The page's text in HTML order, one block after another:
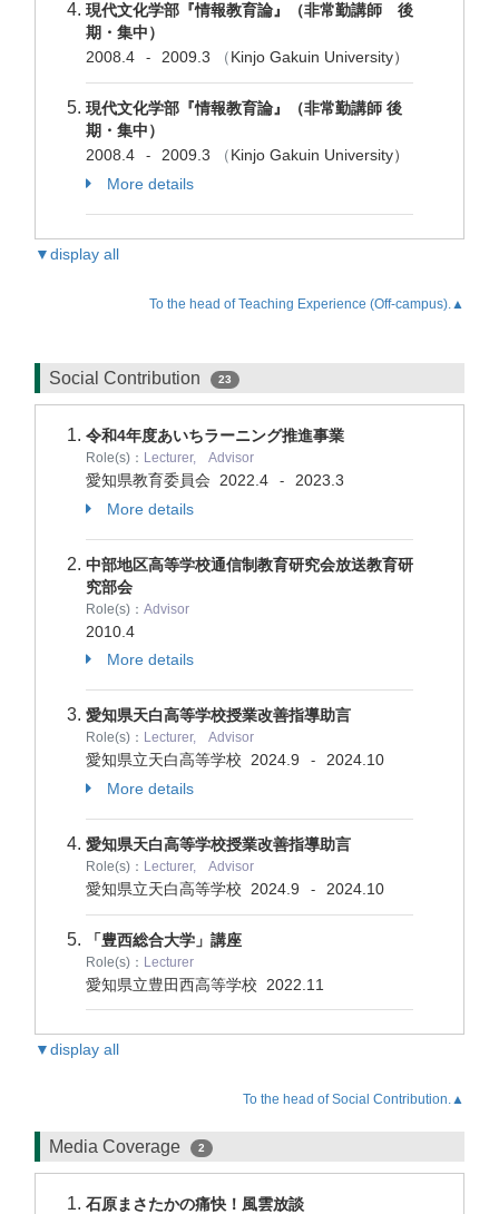
現代文化学部『情報教育論』（非常勤講師 後
期・集中）
2008.4
- 2009.3 （Kinjo Gakuin University）
現代文化学部『情報教育論』（非常勤講師 後
期・集中）
2008.4
- 2009.3 （Kinjo Gakuin University）
More details
▼display all
To the head of Teaching Experience (Off-campus).▲
Social Contribution 23
令和4年度あいちラーニング推進事業
Role(s)： Lecturer, Advisor
愛知県教育委員会 2022.4 -
2023.3
More details
中部地区高等学校通信制教育研究会放送教育研
究部会
Role(s)： Advisor
2010.4
More details
愛知県天白高等学校授業改善指導助言
Role(s)： Lecturer, Advisor
愛知県立天白高等学校 2024.9 -
2024.10
More details
愛知県天白高等学校授業改善指導助言
Role(s)： Lecturer, Advisor
愛知県立天白高等学校 2024.9 - 2024.10
「豊西総合大学」講座
Role(s)： Lecturer
愛知県立豊田西高等学校 2022.11
▼display all
To the head of Social Contribution.▲
Media Coverage 2
石原まさたかの痛快！風雲放談